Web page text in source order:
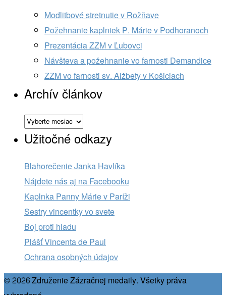
Modlitbové stretnutie v Rožňave
Požehnanie kaplniek P. Márie v Podhoranoch
Prezentácia ZZM v Ľubovci
Návšteva a požehnanie vo farnosti Demandice
ZZM vo farnosti sv. Alžbety v Košiciach
Archív článkov
Archív
článkov
Užitočné odkazy
Blahorečenie Janka Havlíka
Nájdete nás aj na Facebooku
Kaplnka Panny Márie v Paríži
Sestry vincentky vo svete
Boj proti hladu
Plášť Vincenta de Paul
Ochrana osobných údajov
© 2026 Združenie Zázračnej medaily. Všetky práva